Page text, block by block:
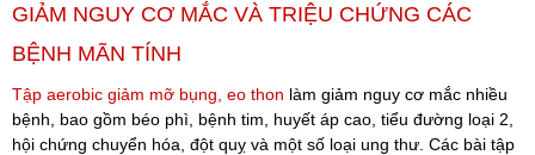
GIẢM NGUY CƠ MẮC VÀ TRIỆU CHỨNG CÁC
BỆNH MÃN TÍNH
Tập aerobic giảm mỡ bụng, eo thon làm giảm nguy cơ mắc nhiều
bệnh, bao gồm béo phì, bệnh tim, huyết áp cao, tiểu đường loại 2,
hội chứng chuyển hóa, đột quỵ và một số loại ung thư. Các bài tập